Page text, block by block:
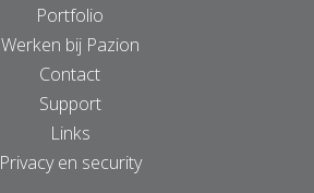
Portfolio
Werken bij Pazion
Contact
Support
Links
Privacy en security